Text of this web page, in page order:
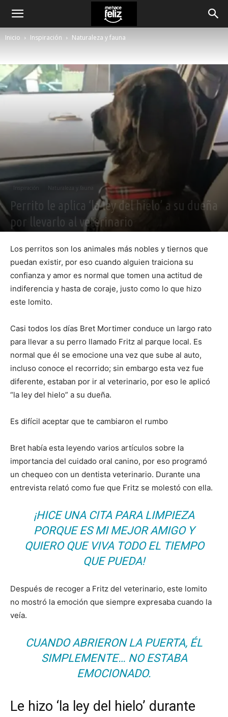
Inicio Inspiración Naturaleza y fauna
Naturaleza y fauna
Perrito le aplica ‘la ley del hielo’ a su dueña
por llevarlo al veterinario
Los perritos son los animales más nobles y tiernos que
puedan existir, por eso cuando alguien traiciona su
confianza y amor es normal que tomen una actitud de
indiferencia y hasta de coraje, justo como lo que hizo
este lomito.
Casi todos los días Bret Mortimer conduce un largo rato
para llevar a su perro llamado Fritz al parque local. Es
normal que él se emocione una vez que sube al auto,
incluso conoce el recorrido; sin embargo esta vez fue
diferente, estaban por ir al veterinario, por eso le aplicó
“la ley del hielo” a su dueña.
Es difícil aceptar que te cambiaron el rumbo
Bret había esta leyendo varios artículos sobre la
importancia del cuidado oral canino, por eso programó
un chequeo con un dentista veterinario. Durante una
entrevista relató como fue que Fritz se molestó con ella.
¡HICE UNA CITA PARA LIMPIEZA
PORQUE ES MI MEJOR AMIGO Y
QUIERO QUE VIVA TODO EL TIEMPO
QUE PUEDA!
Después de recoger a Fritz del veterinario, este lomito
no mostró la emoción que siempre expresaba cuando la
veía.
CUANDO ABRIERON LA PUERTA, ÉL
SIMPLEMENTE… NO ESTABA
EMOCIONADO.
Le hizo ‘la ley del hielo’ durante